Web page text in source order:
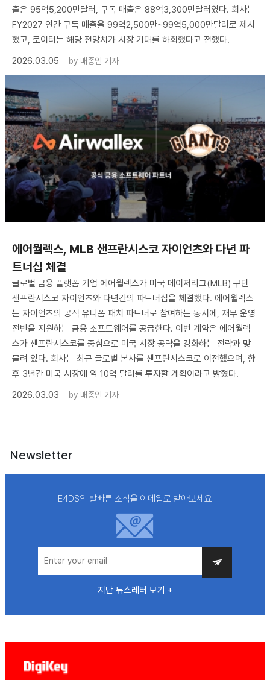
출은 95억5,200만달러, 구독 매출은 88억3,300만달러였다. 회사는
FY2027 연간 구독 매출을 99억2,500만~99억5,000만달러로 제시
했고, 로이터는 해당 전망치가 시장 기대를 하회했다고 전했다.
2026.03.05
by 배종인 기자
에어월렉스, MLB 샌프란시스코 자이언츠와 다년 파
트너십 체결
글로벌 금융 플랫폼 기업 에어월렉스가 미국 메이저리그(MLB) 구단
샌프란시스코 자이언츠와 다년간의 파트너십을 체결했다. 에어월렉스
는 자이언츠의 공식 유니폼 패치 파트너로 참여하는 동시에, 재무 운영
전반을 지원하는 금융 소프트웨어를 공급한다. 이번 계약은 에어월렉
스가 샌프란시스코를 중심으로 미국 시장 공략을 강화하는 전략과 맞
물려 있다. 회사는 최근 글로벌 본사를 샌프란시스코로 이전했으며, 향
후 3년간 미국 시장에 약 10억 달러를 투자할 계획이라고 밝혔다.
2026.03.03
by 배종인 기자
Newsletter
E4DS의 발빠른 소식을 이메일로 받아보세요
지난 뉴스레터 보기 +